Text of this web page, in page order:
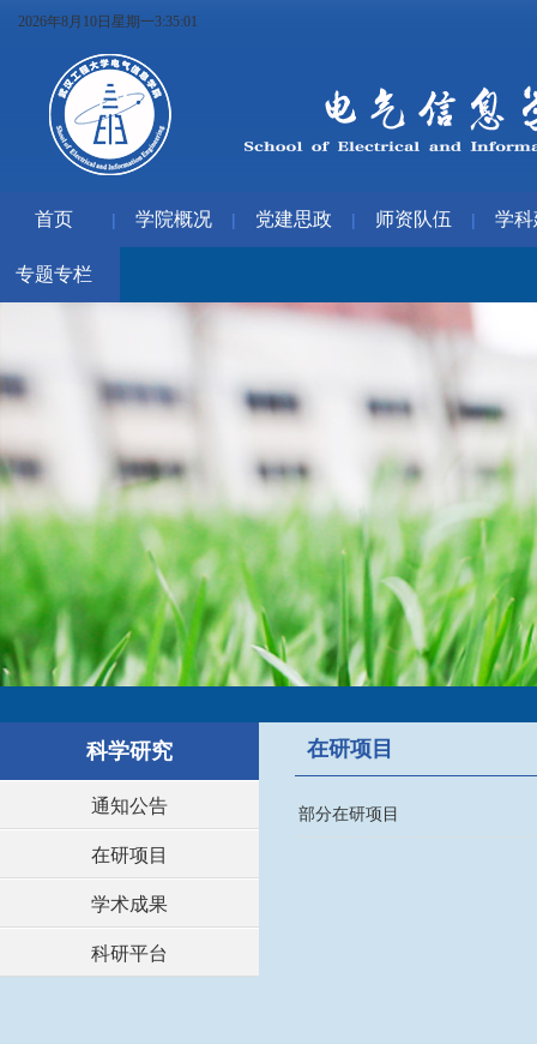
2026年8月10日星期一3:35:01
首页 | 学院概况 | 党建思政 | 师资队伍 | 学
专题专栏
科学研究
通知公告
在研项目
学术成果
科研平台
在研项目
部分在研项目